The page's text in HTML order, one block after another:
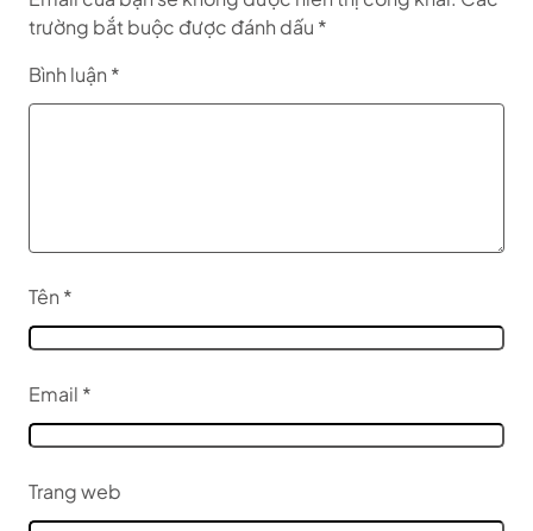
trường bắt buộc được đánh dấu *
Bình luận *
Tên *
Email *
Trang web